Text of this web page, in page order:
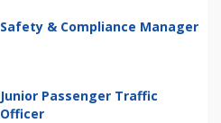
Safety & Compliance Manager
Junior Passenger Traffic
Officer